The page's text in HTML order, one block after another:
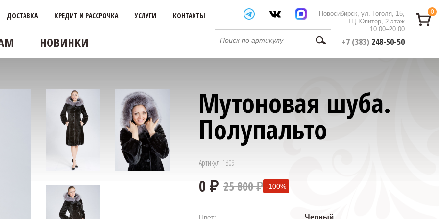
Новосибирск, ул. Гоголя, 15,
ТЦ Юпитер, 2 этаж
10:00–20:00
+7 (383) 248-50-50
ДОСТАВКА КРЕДИТ И РАССРОЧКА УСЛУГИ КОНТАКТЫ
НОВИНКИ
0
Мутоновая шуба.
Полупальто
Артикул: 1309
25 800 ₽ -100%
Цвет: Черный